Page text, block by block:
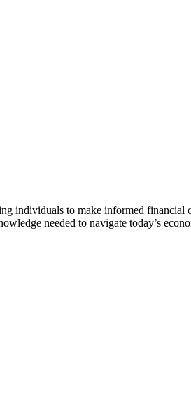
individuals to make informed
needed to navigate today’s